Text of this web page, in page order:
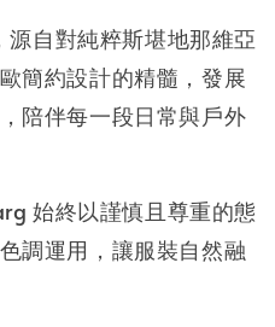
自對純粹斯堪地那維亞
簡約設計的精髓，發展
陪伴每一段日常與戶外
始終以謹慎且尊重的態
調運用，讓服裝自然融